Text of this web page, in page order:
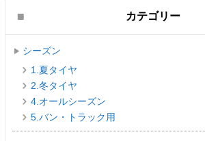
カテゴリー
シーズン
1.夏タイヤ
2.冬タイヤ
4.オールシーズン
5.バン・トラック用